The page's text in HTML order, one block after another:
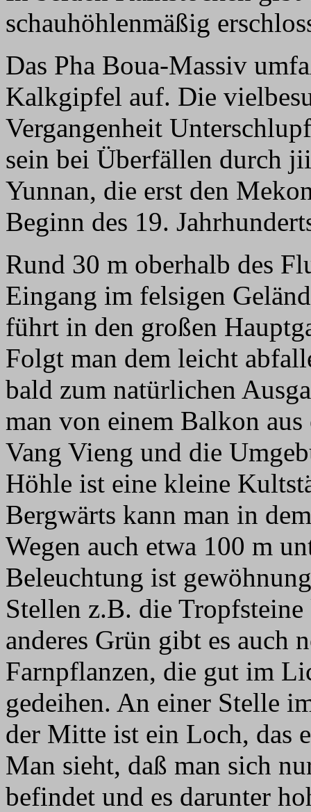
schauhöhlenmäßig
Das Pha Boua-Massiv
Kalkgipfel auf. Die
Vergangenheit
sein bei Überfällen durch
Yunnan, die erst den
Beginn des 19.
Rund 30 m oberhalb des
Eingang im felsigen
führt in den großen
Folgt man dem leicht
bald zum natürlichen
man von einem Balkon
Vang Vieng und die
Höhle ist eine kleine
Bergwärts kann man in
Wegen auch etwa 100 m
Beleuchtung ist
Stellen z.B. die
anderes Grün gibt es auch
Farnpflanzen, die gut im
gedeihen. An einer Stelle
der Mitte ist ein Loch, das
Man sieht, daß man sich
befindet und es darunter